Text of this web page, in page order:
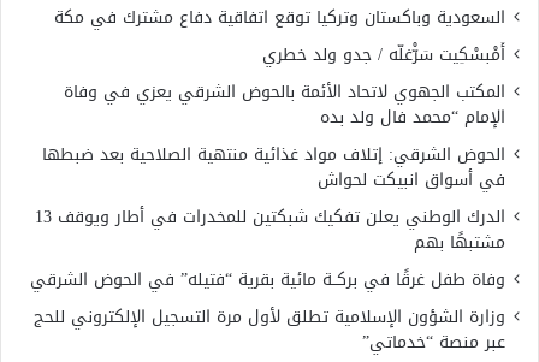
السعودية وباكستان وتركيا توقع اتفاقية دفاع مشترك في مكة
أَمْبسْكِيت سَرّْغلّه / جدو ولد خطري
المكتب الجهوي لاتحاد الأئمة بالحوض الشرقي يعزي في وفاة
الإمام “محمد فال ولد بده
الحوض الشرقي: إتلاف مواد غذائية منتهية الصلاحية بعد ضبطها
في أسواق انبيكت لحواش
الدرك الوطني يعلن تفكيك شبكتين للمخدرات في أطار ويوقف 13
مشتبهًا بهم
وفاة طفل غرقًا في بركــة مائية بقرية “فتيله” في الحوض الشرقي
وزارة الشؤون الإسلامية تطلق لأول مرة التسجيل الإلكتروني للحج
عبر منصة “خدماتي”